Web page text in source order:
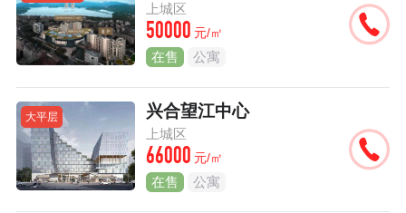
上城区
50000 元/㎡
在售 公寓
大平层 兴合望江中心
上城区
66000 元/㎡
在售 公寓